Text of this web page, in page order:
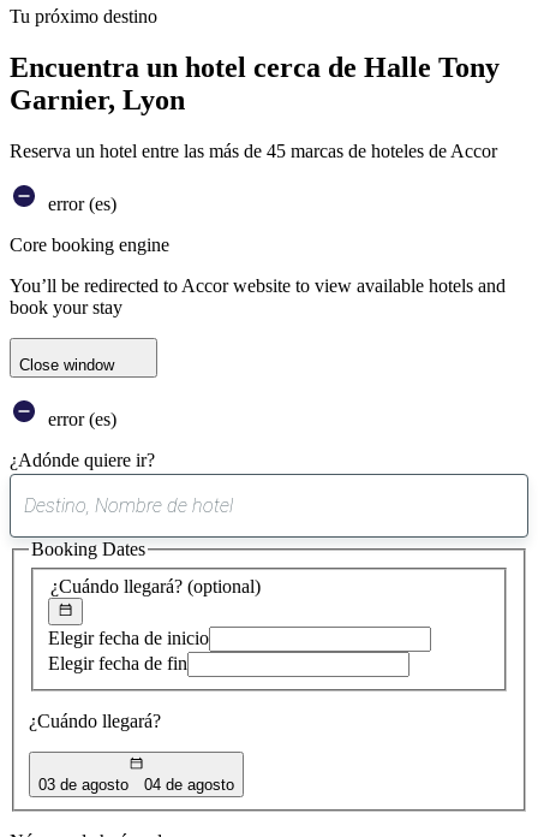
Tu próximo destino
Encuentra un hotel cerca de Halle Tony
Garnier, Lyon
Reserva un hotel entre las más de 45 marcas de hoteles de Accor
error (es)
Core booking engine
You’ll be redirected to Accor website to view available hotels and
book your stay
Close window
error (es)
¿Adónde quiere ir?
sugerencia
encontrada
¿Cuándo llegará? (optional)
Elegir fecha de inicio
Elegir fecha de fin
¿Cuándo llegará?
03 de agosto 04 de agosto
Booking Dates